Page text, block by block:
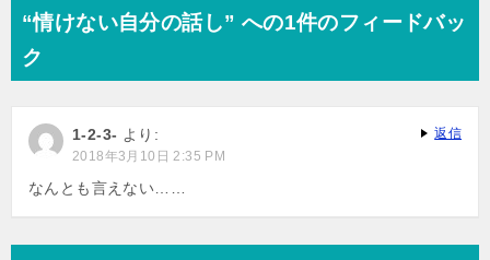
ゲ
シ
ョ
“情けない自分の話し” への1件のフィードバッ
ク
1-2-3- より:
2018年3月10日 2:35 PM
なんとも言えない……
返信